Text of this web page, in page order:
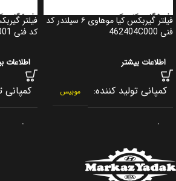
فیلتر گیربکس کیا موهاوی ۶ سیلندر کد
فنی 462404C000
اطلاعات بیشتر
کمپانی تولید کننده موبیس
برند
کشور سازنده کره جنوبی
کد فنی 4632123001
اطلاعات
کمپانی
برند